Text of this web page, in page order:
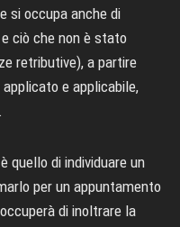
si occupa anche di
ciò che non è stato
retributive), a partire
e applicabile,
quello di individuare un
per un appuntamento
di inoltrare la